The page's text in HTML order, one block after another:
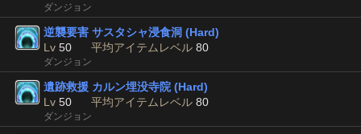
ダンジョン
逆襲要害 サスタシャ浸食洞 (Hard)
Lv 50 平均アイテムレベル 80
ダンジョン
遺跡救援 カルン埋没寺院 (Hard)
Lv 50 平均アイテムレベル 80
ダンジョン